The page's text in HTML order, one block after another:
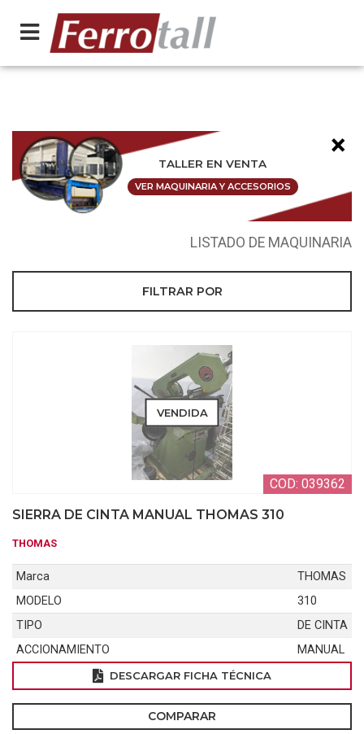
×
TALLER EN VENTA
VER MAQUINARIA Y ACCESORIOS
LISTADO DE MAQUINARIA
COD: 039362
VENDIDA
SIERRA DE CINTA MANUAL THOMAS 310
THOMAS
Marca
THOMAS
MODELO
310
TIPO
DE CINTA
ACCIONAMIENTO
MANUAL
DESCARGAR FICHA TÉCNICA
COMPARAR
FILTRAR POR